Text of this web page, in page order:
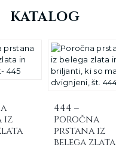
KATALOG
iz
444 –
Poročna
prstana iz
belega zlata